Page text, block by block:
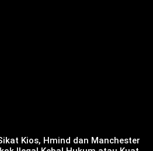
Kios, Hmind dan Manchester